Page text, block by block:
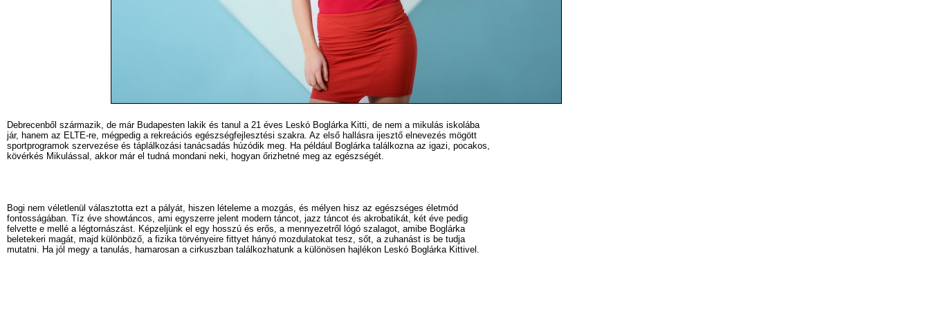
Debrecenből származik, de már Budapesten lakik és tanul a 21 éves Leskó Boglárka Kitti, de nem a mikulás iskolába
jár, hanem az ELTE-re, mégpedig a rekreációs egészségfejlesztési szakra. Az első hallásra ijesztő elnevezés mögött
sportprogramok szervezése és táplálkozási tanácsadás húzódik meg. Ha például Boglárka találkozna az igazi, pocakos,
kövérkés Mikulással, akkor már el tudná mondani neki, hogyan őrizhetné meg az egészségét.
Bogi nem véletlenül választotta ezt a pályát, hiszen lételeme a mozgás, és mélyen hisz az egészséges életmód
fontosságában. Tíz éve showtáncos, ami egyszerre jelent modern táncot, jazz táncot és akrobatikát, két éve pedig
felvette e mellé a légtornászást. Képzeljünk el egy hosszú és erős, a mennyezetről lógó szalagot, amibe Boglárka
beletekeri magát, majd különböző, a fizika törvényeire fittyet hányó mozdulatokat tesz, sőt, a zuhanást is be tudja
mutatni. Ha jól megy a tanulás, hamarosan a cirkuszban találkozhatunk a különösen hajlékon Leskó Boglárka Kittivel.